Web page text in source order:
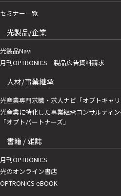
セミナー一覧
光製品/企業
光製品Navi
月刊OPTRONICS 製品広告資料請求
人材/事業継承
光産業専門求職・求人ナビ「オプトキャリ
光産業に特化した事業継承コンサルティ
「オプトパートナーズ」
書籍 / 雑誌
月刊OPTRONICS
光のオンライン書店
OPTRONICS eBOOK